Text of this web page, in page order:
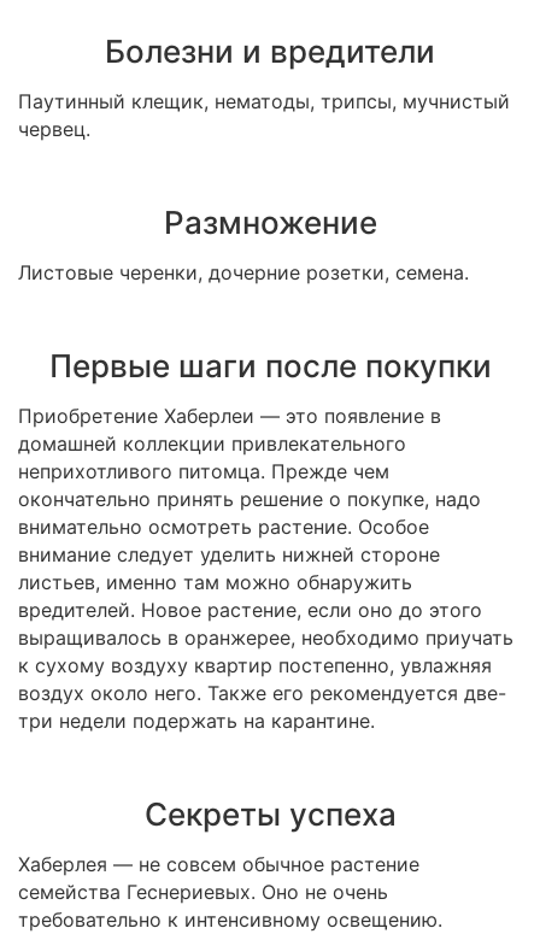
Болезни и вредители
Паутинный клещик, нематоды, трипсы, мучнистый
червец.
Размножение
Листовые черенки, дочерние розетки, семена.
Первые шаги после покупки
Приобретение Хаберлеи — это появление в
домашней коллекции привлекательного
неприхотливого питомца. Прежде чем
окончательно принять решение о покупке, надо
внимательно осмотреть растение. Особое
внимание следует уделить нижней стороне
листьев, именно там можно обнаружить
вредителей. Новое растение, если оно до этого
выращивалось в оранжерее, необходимо приучать
к сухому воздуху квартир постепенно, увлажняя
воздух около него. Также его рекомендуется две-
три недели подержать на карантине.
Секреты успеха
Хаберлея — не совсем обычное растение
семейства Геснериевых. Оно не очень
требовательно к интенсивному освещению.